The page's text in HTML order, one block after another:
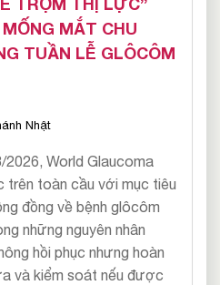
MẮT CHU
TUẦN LỄ GLÔCÔM
Nhật
World Glaucoma
toàn cầu với mục tiêu
đồng về bệnh glôcôm
những nguyên nhân
hồi phục nhưng hoàn
và kiểm soát nếu được